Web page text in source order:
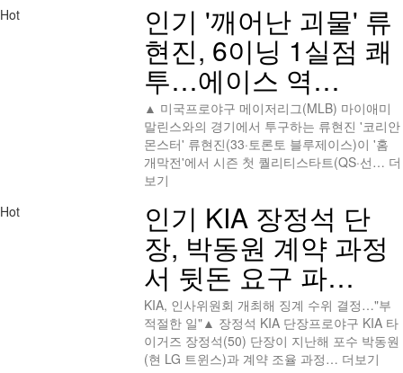
Hot
인기 '깨어난 괴물' 류
현진, 6이닝 1실점 쾌
투…에이스 역…
▲ 미국프로야구 메이저리그(MLB) 마이애미
말린스와의 경기에서 투구하는 류현진 '코리안
몬스터' 류현진(33·토론토 블루제이스)이 '홈
개막전'에서 시즌 첫 퀄리티스타트(QS·선… 더
보기
Hot
인기 KIA 장정석 단
장, 박동원 계약 과정
서 뒷돈 요구 파…
KIA, 인사위원회 개최해 징계 수위 결정…"부
적절한 일"▲ 장정석 KIA 단장프로야구 KIA 타
이거즈 장정석(50) 단장이 지난해 포수 박동원
(현 LG 트윈스)과 계약 조율 과정… 더보기